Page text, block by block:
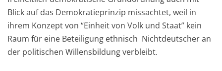
Blick auf das Demokratieprinzip missachtet, weil in
ihrem Konzept von “Einheit von Volk und Staat” kein
Raum für eine Beteiligung ethnisch Nichtdeutscher an
der politischen Willensbildung verbleibt.